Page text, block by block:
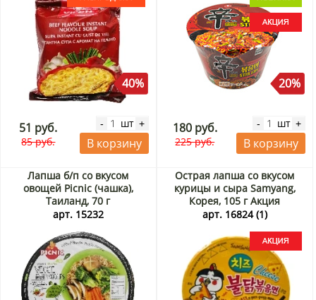
40%
51 руб.
85 руб.
- шт +
В корзину
20%
180 руб.
225 руб.
- шт +
В корзину
Лапша б/п со вкусом
овощей Picnic (чашка),
Таиланд, 70 г
арт. 15232
Острая лапша со вкусом
курицы и сыра Samyang,
Корея, 105 г Акция
арт. 16824 (1)